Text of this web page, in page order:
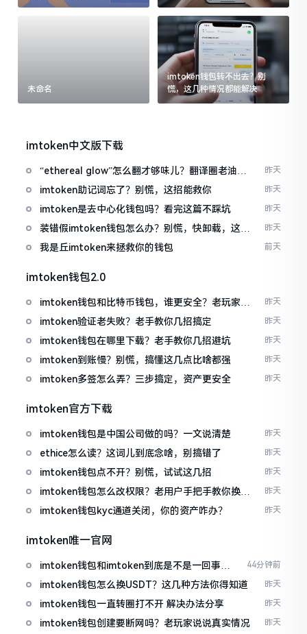
跌被套牢
未命名
imtoken钱包转不出去？别
慌，这几种情况都能解决
imtoken中文版下载
“ethereal glow”怎么翻才够味儿？翻译圈老油条
的私房话
昨天
imtoken助记词忘了？别慌，这招能救你 昨天
imtoken是去中心化钱包吗？看完这篇不踩坑 昨天
装错假imtoken钱包怎么办？别慌，快卸载，这几
招能救急
昨天
我是丘imtoken来拯救你的钱包 前天
imtoken钱包2.0
imtoken钱包和比特币钱包，谁更安全？老玩家来
聊聊
昨天
imtoken验证老失败？老手教你几招搞定 昨天
imtoken钱包在哪里下载？老手教你几招避坑 昨天
imtoken到账慢？别慌，搞懂这几点比啥都强 昨天
imtoken多签怎么弄？三步搞定，资产更安全 昨天
imtoken官方下载
imtoken钱包是中国公司做的吗？一文说清楚 昨天
ethice怎么读？这词儿到底念啥，别搞错了 昨天
imtoken钱包点不开？别慌，试试这几招 昨天
imtoken钱包怎么改权限？老用户手把手教你换主
人
昨天
imtoken钱包kyc通道关闭，你的资产咋办？ 昨天
imtoken唯一官网
imtoken钱包和imtoken到底是不是一回事？
看完就懂了
44分钟前
imtoken钱包怎么换USDT？这几种方法你得知道 昨天
imtoken钱包一直转圈打不开 解决办法分享 昨天
imtoken钱包创建要断网吗？老玩家说说真实情况 昨天